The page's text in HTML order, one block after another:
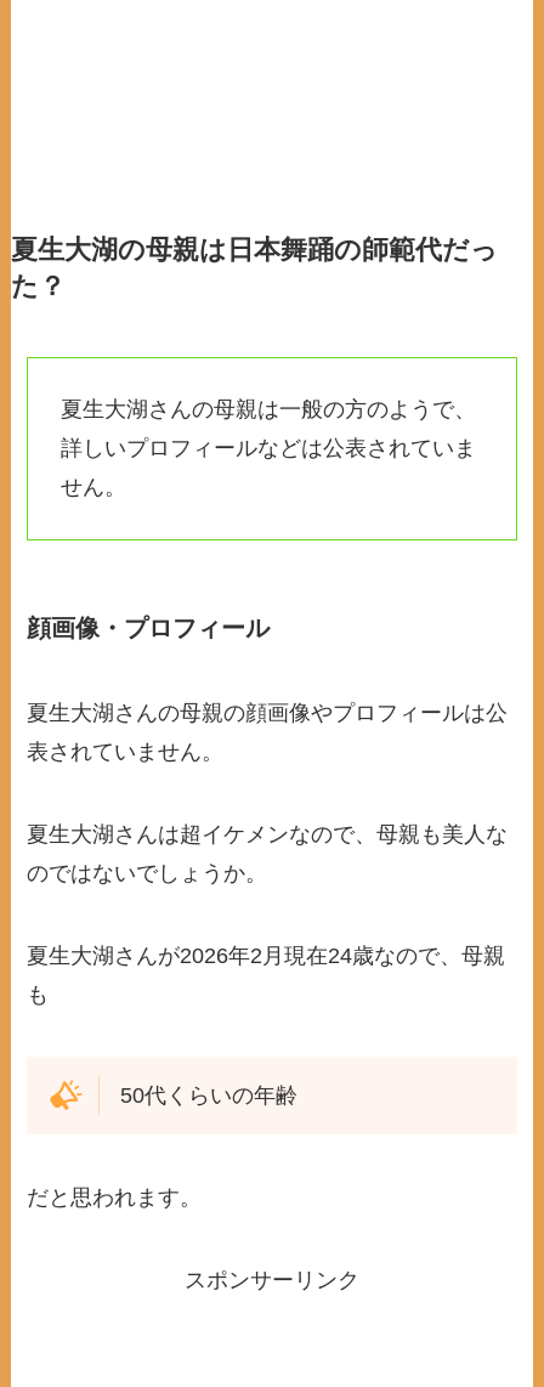
夏生大湖の母親は日本舞踊の師範代だっ
た？
夏生大湖さんの母親は一般の方のようで、
詳しいプロフィールなどは公表されていま
せん。
顔画像・プロフィール
夏生大湖さんの母親の顔画像やプロフィールは公
表されていません。
夏生大湖さんは超イケメンなので、母親も美人な
のではないでしょうか。
夏生大湖さんが2026年2月現在24歳なので、母親
も
50代くらいの年齢
だと思われます。
スポンサーリンク